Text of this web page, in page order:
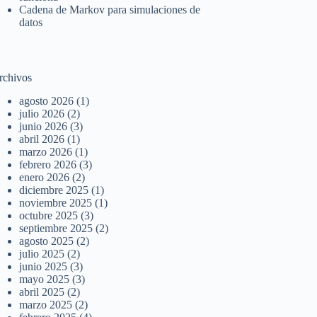
Cadena de Markov para simulaciones de
datos
agosto 2026 (1)
julio 2026 (2)
junio 2026 (3)
abril 2026 (1)
marzo 2026 (1)
febrero 2026 (3)
enero 2026 (2)
diciembre 2025 (1)
noviembre 2025 (1)
octubre 2025 (3)
septiembre 2025 (2)
agosto 2025 (2)
julio 2025 (2)
junio 2025 (3)
mayo 2025 (3)
abril 2025 (2)
marzo 2025 (2)